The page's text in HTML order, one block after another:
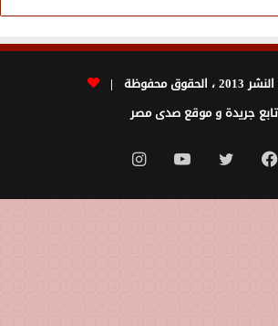
محفوظة |
تابع جريدة و موقع صدى مصر
فيسبوك تويتر يوتيوبانستقرام